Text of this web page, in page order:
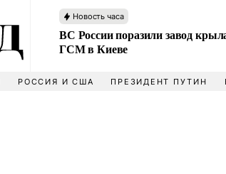
Новость часа
ВС России поразили завод
ГСМ в Киеве
РОССИЯ И США ПРЕЗИДЕНТ ПУТИН